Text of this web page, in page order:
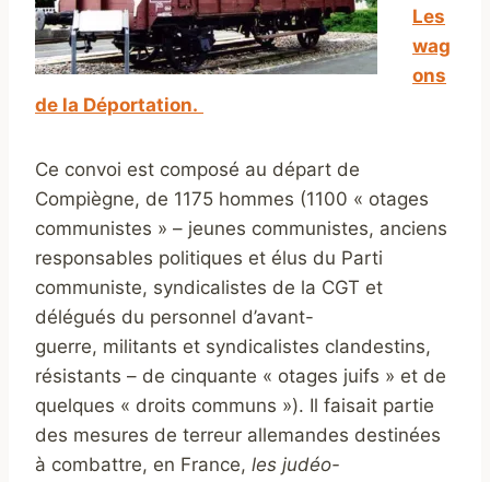
Les
wag
ons
de la Déportation.
Ce convoi est composé au départ de
Compiègne, de 1175 hommes (1100 « otages
communistes » – jeunes communistes, anciens
responsables politiques et élus du Parti
communiste, syndicalistes de la CGT et
délégués du personnel d’avant-
guerre, militants et syndicalistes clandestins,
résistants – de cinquante « otages juifs » et de
quelques « droits communs »). Il faisait partie
des mesures de terreur allemandes destinées
à combattre, en France, les judéo-